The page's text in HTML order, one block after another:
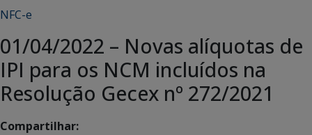
NFC-e
01/04/2022 – Novas alíquotas de
IPI para os NCM incluídos na
Resolução Gecex nº 272/2021
Compartilhar: